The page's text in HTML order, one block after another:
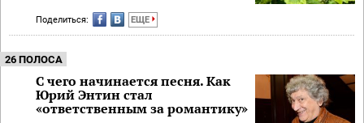
Поделиться: ЕЩЕ
26 ПОЛОСА
С чего начинается песня. Как
Юрий Энтин стал
«ответственным за романтику»